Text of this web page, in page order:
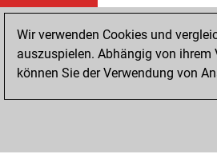
Wir verwenden Cookies und
auszuspielen. Abhängig von
können Sie der Verwendung von